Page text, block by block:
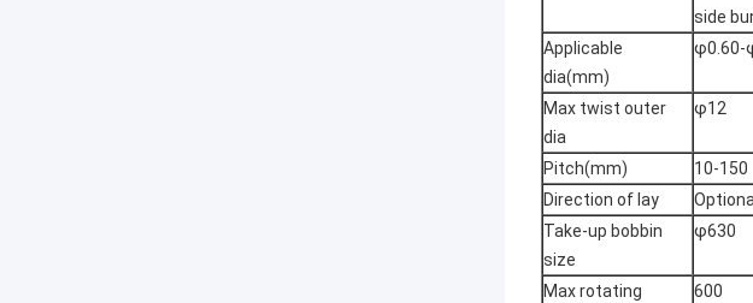
side
Applicable
dia(mm)
φ0.60-
Max twist outer
dia
φ12
Pitch(mm) 10-150
Direction of lay
Take-up bobbin
size
φ630
Max rotating
600